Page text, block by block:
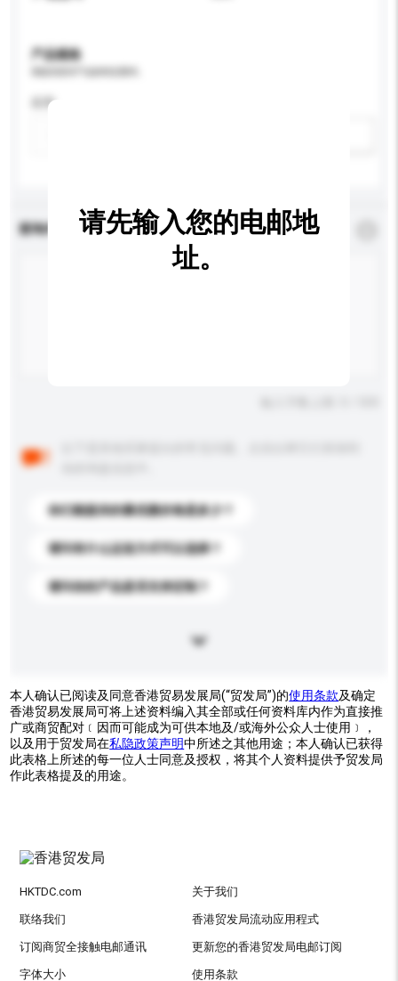
产品规格
应用
查询内容 *必须填写
你们能提供的最优惠价格是多少？
请问有什么运送方式可以选择？
请问你的产品是否支持定制？
请先输入您的电邮地
址。
本人确认已阅读及同意香港贸易发展局(“贸发局”)的使用条款及确定
香港贸易发展局可将上述资料编入其全部或任何资料库内作为直接推
广或商贸配对﹝因而可能成为可供本地及/或海外公众人士使用﹞，
以及用于贸发局在私隐政策声明中所述之其他用途；本人确认已获得
此表格上所述的每一位人士同意及授权，将其个人资料提供予贸发局
作此表格提及的用途。
HKTDC.com 关于我们
联络我们 香港贸发局流动应用程式
订阅商贸全接触电邮通讯 更新您的香港贸发局电邮订阅
字体大小 使用条款